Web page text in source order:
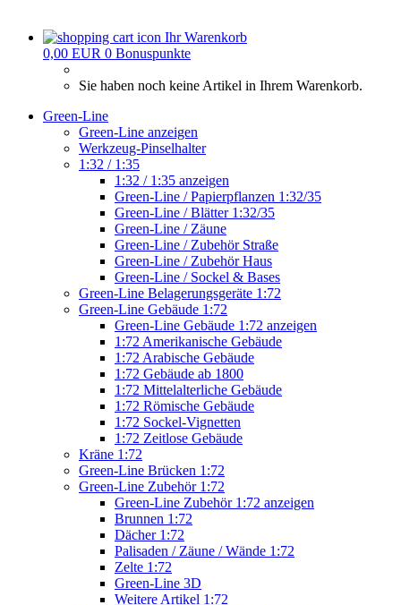
Ihr Warenkorb
0,00 EUR 0 Bonuspunkte
Sie haben noch keine Artikel in Ihrem Warenkorb.
Green-Line
Green-Line anzeigen
Werkzeug-Pinselhalter
1:32 / 1:35
1:32 / 1:35 anzeigen
Green-Line / Papierpflanzen 1:32/35
Green-Line / Blätter 1:32/35
Green-Line / Zäune
Green-Line / Zubehör Straße
Green-Line / Zubehör Haus
Green-Line / Sockel & Bases
Green-Line Belagerungsgeräte 1:72
Green-Line Gebäude 1:72
Green-Line Gebäude 1:72 anzeigen
1:72 Amerikanische Gebäude
1:72 Arabische Gebäude
1:72 Gebäude ab 1800
1:72 Mittelalterliche Gebäude
1:72 Römische Gebäude
1:72 Sockel-Vignetten
1:72 Zeitlose Gebäude
Kräne 1:72
Green-Line Brücken 1:72
Green-Line Zubehör 1:72
Green-Line Zubehör 1:72 anzeigen
Brunnen 1:72
Dächer 1:72
Palisaden / Zäune / Wände 1:72
Zelte 1:72
Green-Line 3D
Weitere Artikel 1:72